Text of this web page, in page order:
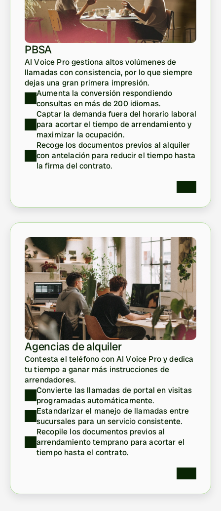
PBSA
AI Voice Pro gestiona altos volúmenes de
llamadas con consistencia, por lo que siempre
dejas una gran primera impresión.
Aumenta la conversión respondiendo
consultas en más de 200 idiomas.
Captar la demanda fuera del horario laboral
para acortar el tiempo de arrendamiento y
maximizar la ocupación.
Recoge los documentos previos al alquiler
con antelación para reducir el tiempo hasta
la firma del contrato.
Agencias de alquiler
Contesta el teléfono con AI Voice Pro y dedica
tu tiempo a ganar más instrucciones de
arrendadores.
Convierte las llamadas de portal en visitas
programadas automáticamente.
Estandarizar el manejo de llamadas entre
sucursales para un servicio consistente.
Recopile los documentos previos al
arrendamiento temprano para acortar el
tiempo hasta el contrato.